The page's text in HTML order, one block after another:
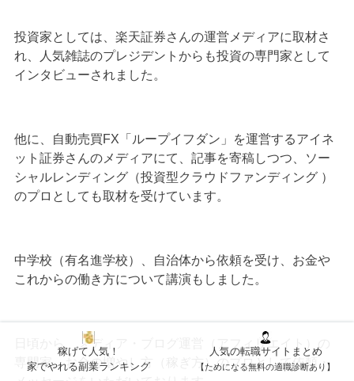
投資家としては、楽天証券さんの運営メディアに取材さ
れ、人気雑誌のプレジデントからも投資の専門家として
インタビューされました。
他に、自動売買FX「ループイフダン」を運営するアイネ
ット証券さんのメディアにて、記事を寄稿しつつ、ソー
シャルレンディング（投資型クラウドファンディング ）
のプロとしても取材を受けています。
中学校（有名進学校）、自治体から依頼を受け、お金や
これからの働き方について講演もしました。
日頃から、メディア・ブログ運営（アフィリエイト）の
専門家、お金の増やし方（稼ぎ方）のプロとして依頼・
稼げて人気！
家でやれる副業ランキング
人気の転職サイトまとめ
【ためになる無料の適職診断あり】